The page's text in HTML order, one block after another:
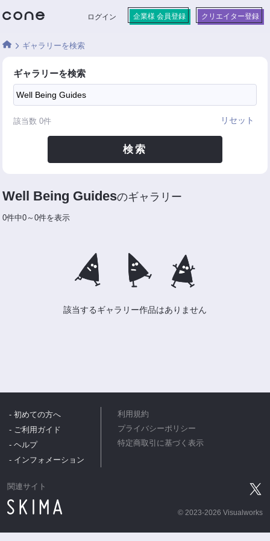
ログイン 企業様 会員登録 クリエイター登録
ギャラリーを検索
ギャラリーを検索
該当数0件 リセット
検索
Well Being Guidesのギャラリー
0件中0～0件を表示
該当するギャラリー作品はありません
- 初めての方へ
- ご利用ガイド
- ヘルプ
- インフォメーション
利用規約
プライバシーポリシー
特定商取引に基づく表示
関連サイト
© 2023-2026 Visualworks